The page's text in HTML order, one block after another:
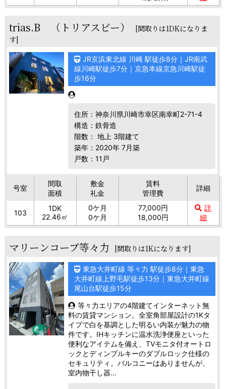
trias.B （トリアスビー）
[間取りは1DKになりま
す]
JR京浜東北線 川崎 駅徒歩8分｜JR南武
線川崎駅徒歩7分｜京急本線京急川崎駅徒
歩16分
住所：神奈川県川崎市幸区南幸町2-71-4
構造：鉄骨造
階数： 地上 3階建て
築年：2020年 7月築
戸数：11戸
号室
間取
面積
敷金
礼金
賃料
管理費
詳細
103
1DK
22.46㎡
0ケ月
0ケ月
77,000円
18,000円
詳
細
マリーンコーブ等々力 [間取りは1Kになります]
東急大井町線 等々力 駅徒歩8分｜東急
大井町線上野毛駅徒歩13分｜東急大井町線
尾山台駅徒歩15分
等々力エリアの4階建てインターネット無
料の賃貸マンション。全室角部屋設計の1Kタ
イプで白を基調とした明るい内装が魅力の物
件です。IHキッチンに温水洗浄便座といった
便利なアイテムを備え、TVモニタ付オートロ
ックとディンプルキーのダブルロック仕様の
セキュリティ。バルコニーはありませんが、
室内物干し器…